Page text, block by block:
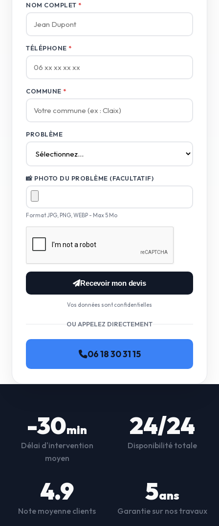
NOM COMPLET *
TÉLÉPHONE *
COMMUNE *
PROBLÈME
📸 PHOTO DU PROBLÈME (FACULTATIF)
Format JPG, PNG, WEBP - Max 5 Mo
Recevoir mon devis
Vos données sont confidentielles
OU APPELEZ DIRECTEMENT
06 18 30 31 15
-30min
Délai d'intervention
moyen
24/24
Disponibilité totale
4.9
Note moyenne clients
5ans
Garantie sur nos travaux